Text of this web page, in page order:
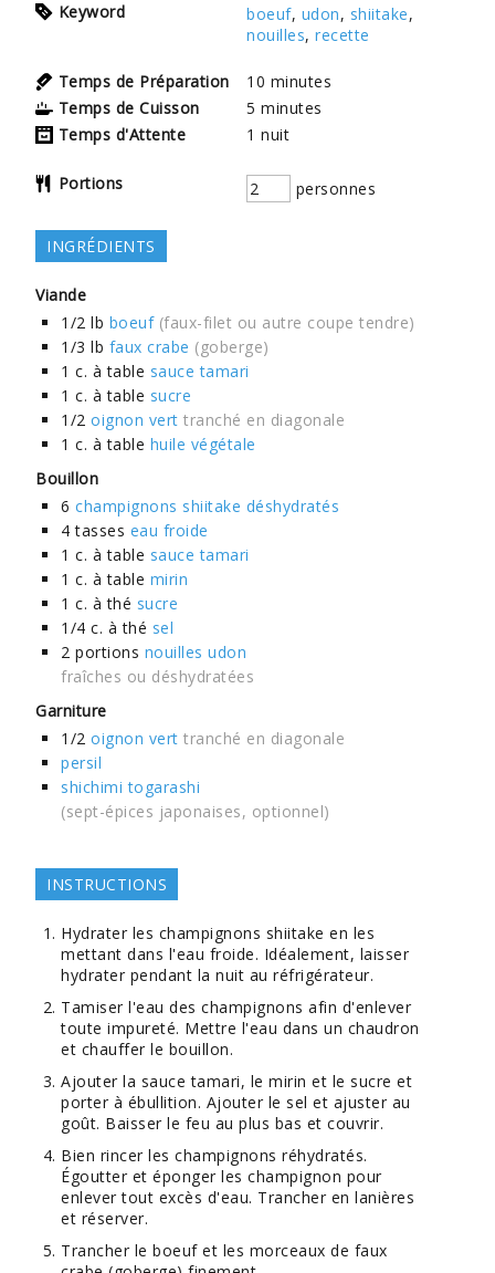
Keyword
boeuf, udon, shiitake,
nouilles,recette
Temps de Préparation 10 minutes
Temps de Cuisson
5 minutes
Temps d'Attente
1 nuit
Portions personnes
INGRÉDIENTS
Viande
1/2 lb boeuf (faux-filet ou autre coupe tendre)
1/3 lb faux crabe (goberge)
1 c. à table sauce tamari
1 c. à table sucre
1/2 oignon vert tranché en diagonale
1 c. à table huile végétale
Bouillon
6 champignons shiitake déshydratés
4 tasses eau froide
1 c. à table sauce tamari
1 c. à table mirin
1 c. à thé sucre
1/4 c. à thé sel
2 portions nouilles udon
fraîches ou déshydratées
Garniture
1/2 oignon vert tranché en diagonale
persil
shichimi togarashi
(sept-épices japonaises, optionnel)
INSTRUCTIONS
Hydrater les champignons shiitake en les
mettant dans l'eau froide. Idéalement, laisser
hydrater pendant la nuit au réfrigérateur.
Tamiser l'eau des champignons afin d'enlever
toute impureté. Mettre l'eau dans un chaudron
et chauffer le bouillon.
Ajouter la sauce tamari, le mirin et le sucre et
porter à ébullition. Ajouter le sel et ajuster au
goût. Baisser le feu au plus bas et couvrir.
Bien rincer les champignons réhydratés.
Égoutter et éponger les champignon pour
enlever tout excès d'eau. Trancher en lanières
et réserver.
Trancher le boeuf et les morceaux de faux